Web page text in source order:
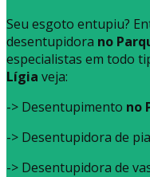
Seu esgoto entupiu?
desentupidora no
especialistas em todo
Lígia veja:
-> Desentupimento no
-> Desentupidora de pia
-> Desentupidora de